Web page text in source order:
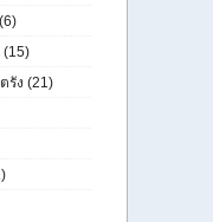
(15)
รัง (21)